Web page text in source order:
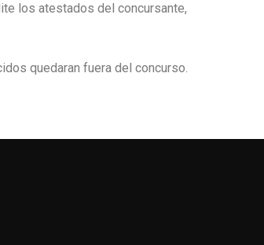
los atestados del concursante,
quedaran fuera del concurso.